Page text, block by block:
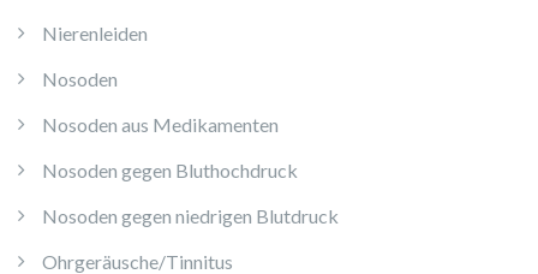
Nierenleiden
Nosoden
Nosoden aus Medikamenten
Nosoden gegen Bluthochdruck
Nosoden gegen niedrigen Blutdruck
Ohrgeräusche/Tinnitus